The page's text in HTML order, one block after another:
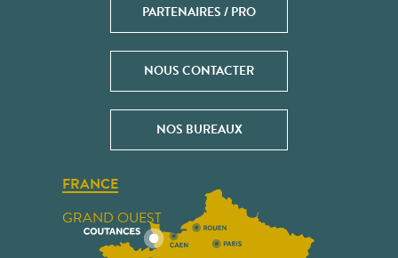
PARTENAIRES / PRO
NOUS CONTACTER
NOS BUREAUX
FRANCE
GRAND OUEST